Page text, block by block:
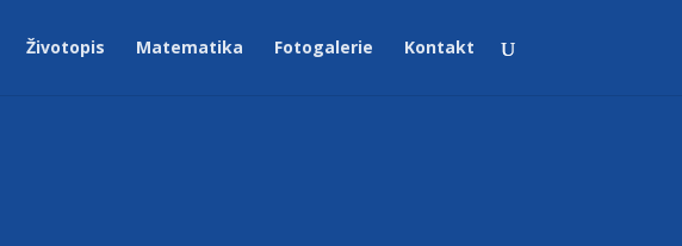
Životopis Matematika Fotogalerie Kontakt